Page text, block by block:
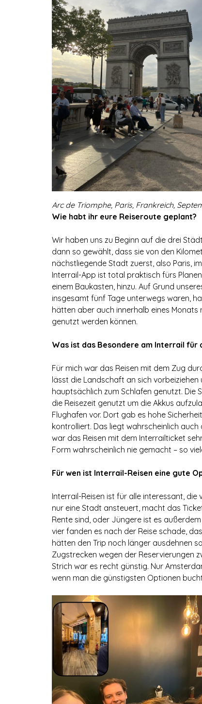
Arc de Triomphe, Paris, Frankreich,
Wie habt ihr eure Reiseroute geplant?
Wir haben uns zu Beginn auf die drei
dann so gewählt, dass sie von den
nächstliegende Stadt zuerst, also Paris,
Interrail-App ist total praktisch fürs
einem Baukasten, hinzu. Auf Grund
insgesamt fünf Tage unterwegs waren,
hätten aber auch innerhalb eines
genutzt werden können.
Was ist das Besondere am Interrail für
Für mich war das Reisen mit dem Zug
lässt die Landschaft an sich
hauptsächlich zum Schlafen genutzt. Die
die Reisezeit genutzt um die Akkus
Flughafen vor. Dort gab es hohe
kontrolliert. Das liegt wahrscheinlich
war das Reisen mit dem Interrailticket
Form wahrscheinlich nie gemacht – so
Für wen ist Interrail-Reisen eine gute
Interrail-Reisen ist für alle interessant,
nur eine Stadt ansteuert, macht das
Rente sind, oder Jüngere ist es
vier fanden es nach der Reise schade,
hätten den Trip noch länger ausdehnen
Zugstrecken wegen der Reservierungen
Strich war es recht günstig. Nur
wenn man die günstigsten Optionen